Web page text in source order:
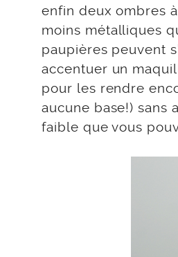
enfin deux ombres
moins métalliques
paupières peuvent
accentuer un
pour les rendre
aucune base!) sans
faible que vous